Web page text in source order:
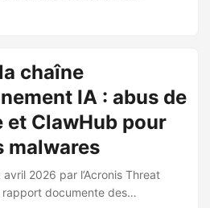
portant sur une campagne de
sur Hugging Face en
« Privacy Filter » d’OpenAI.
card) était copiée quasi-
atteint la première place
la plateforme et accumulé 244
sa suppression. ...
chaîne
IA : abus de
et ClawHub pour
malwares
2026 par l’Acronis Threat
rapport documente des